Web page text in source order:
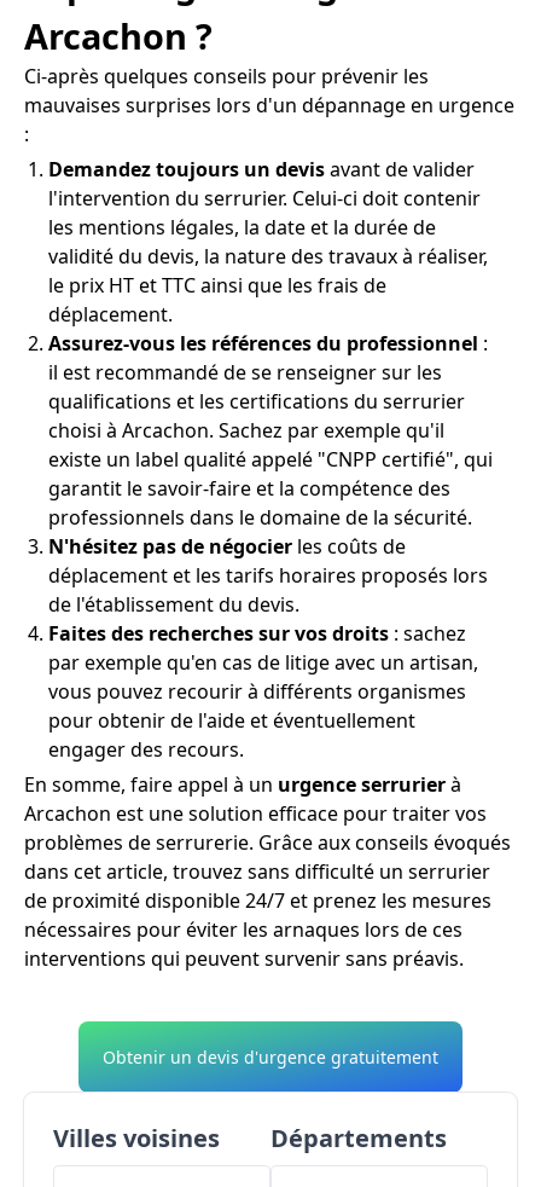
Arcachon ?
Ci-après quelques conseils pour prévenir les
mauvaises surprises lors d'un dépannage en urgence
:
Demandez toujours un devisavant de valider
l'intervention du serrurier. Celui-ci doit contenir
les mentions légales, la date et la durée de
validité du devis, la nature des travaux à réaliser,
le prix HT et TTC ainsi que les frais de
déplacement.
Assurez-vous les références du professionnel :
il est recommandé de se renseigner sur les
qualifications et les certifications du serrurier
choisi à Arcachon. Sachez par exemple qu'il
existe un label qualité appelé "CNPP certifié", qui
garantit le savoir-faire et la compétence des
professionnels dans le domaine de la sécurité.
N'hésitez pas de négocier les coûts de
déplacement et les tarifs horaires proposés lors
de l'établissement du devis.
Faites des recherches sur vos droits : sachez
par exemple qu'en cas de litige avec un artisan,
vous pouvez recourir à différents organismes
pour obtenir de l'aide et éventuellement
engager des recours.
En somme, faire appel à un urgence serrurierà
Arcachon est une solution efficace pour traiter vos
problèmes de serrurerie. Grâce aux conseils évoqués
dans cet article, trouvez sans difficulté un serrurier
de proximité disponible 24/7 et prenez les mesures
nécessaires pour éviter les arnaques lors de ces
interventions qui peuvent survenir sans préavis.
Obtenir un devis d'urgence gratuitement
Villes voisines Départements